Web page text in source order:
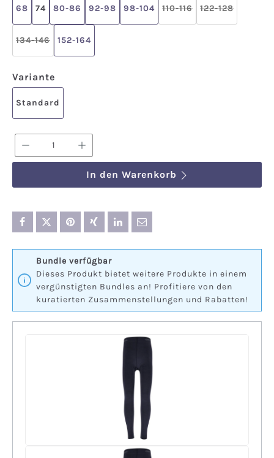
68 74 80-86 92-98 98-104 110-116 122-128
134-146 152-164
Variante
Standard
Produkt Anzahl: Gib den
In den Warenkorb
Bundle verfügbar
Dieses Produkt bietet weitere Produkte in einem
vergünstigten Bundles an! Profitiere von den
kuratierten Zusammenstellungen und Rabatten!